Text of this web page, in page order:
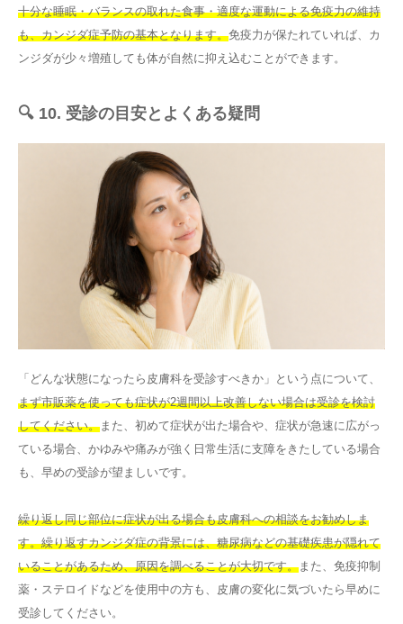
十分な睡眠・バランスの取れた食事・適度な運動による免疫力の維持
も、カンジダ症予防の基本となります。免疫力が保たれていれば、カ
ンジダが少々増殖しても体が自然に抑え込むことができます。
🔍 10. 受診の目安とよくある疑問
「どんな状態になったら皮膚科を受診すべきか」という点について、
まず市販薬を使っても症状が2週間以上改善しない場合は受診を検討
してください。また、初めて症状が出た場合や、症状が急速に広がっ
ている場合、かゆみや痛みが強く日常生活に支障をきたしている場合
も、早めの受診が望ましいです。
繰り返し同じ部位に症状が出る場合も皮膚科への相談をお勧めしま
す。繰り返すカンジダ症の背景には、糖尿病などの基礎疾患が隠れて
いることがあるため、原因を調べることが大切です。また、免疫抑制
薬・ステロイドなどを使用中の方も、皮膚の変化に気づいたら早めに
受診してください。